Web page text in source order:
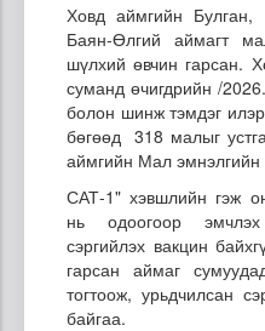
Ховд аймгийн
Баян-Өлгий аймагт
шүлхий өвчин гарсан.
суманд өчигдрийн /
болон шинж тэмдэг
бөгөөд 318 малыг
аймгийн Мал эмнэлгийн
САТ-1" хэвшлийн гэж
нь одоогоор
сэргийлэх вакцин
гарсан аймаг
тогтоож, урьдчилсан
байгаа.